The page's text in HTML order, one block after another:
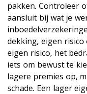
pakken. Controleer
aansluit bij wat je
dekking, eigen
eigen risico, het
iets om bewust te
lagere premies op,
schade. Een lager